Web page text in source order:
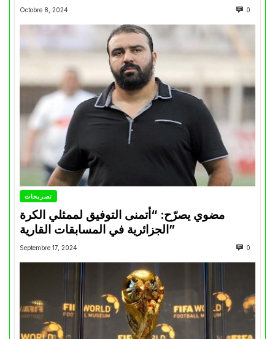
Octobre 8, 2024 0
تصريحات
مضوي يصرّح: “أتمنى التوفيق لممثلي الكرة
الجزائرية في المسابقات القارية”
Septembre 17, 2024 0